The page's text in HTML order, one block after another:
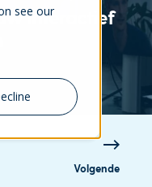
see our
interactief
Volgende